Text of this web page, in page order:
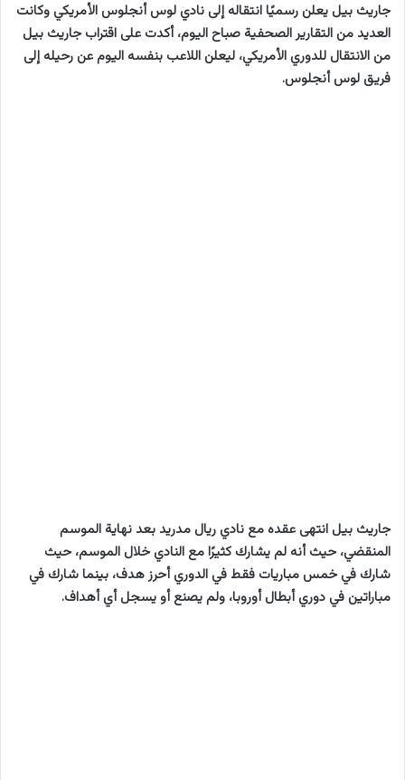
جاريث بيل يعلن رسميًا انتقاله إلى نادي لوس أنجلوس الأمريكي وكانت
العديد من التقارير الصحفية صباح اليوم، أكدت على اقتراب جاريث بيل
من الانتقال للدوري الأمريكي، ليعلن اللاعب بنفسه اليوم عن رحيله إلى
فريق لوس أنجلوس.
جاريث بيل انتهى عقده مع نادي ريال مدريد بعد نهاية الموسم
المنقضي، حيث أنه لم يشارك كثيرًا مع النادي خلال الموسم، حيث
شارك في خمس مباريات فقط في الدوري أحرز هدف، بينما شارك في
مباراتين في دوري أبطال أوروبا، ولم يصنع أو يسجل أي أهداف.